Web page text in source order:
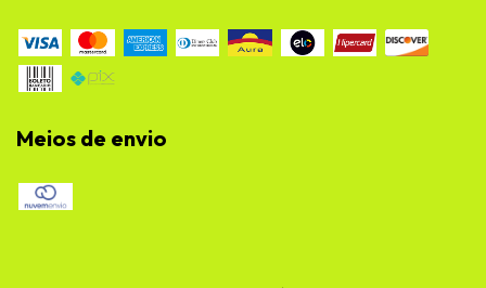
Meios de envio